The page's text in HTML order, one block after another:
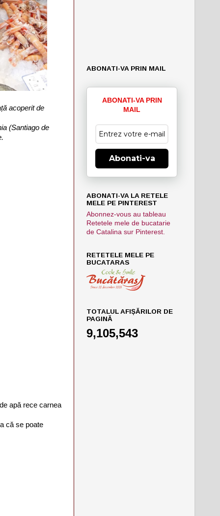
acoperit de
(Santiago de
apă rece carnea
că se poate
ABONATI-VA PRIN MAIL
ABONATI-VA PRIN
MAIL
Abonati-va
ABONATI-VA LA RETELE
MELE PE PINTEREST
Abonnez-vous au tableau
Retetele mele de bucatarie
de Catalina sur Pinterest.
RETETELE MELE PE
BUCATARAS
TOTALUL AFIȘĂRILOR DE
PAGINĂ
9,105,543